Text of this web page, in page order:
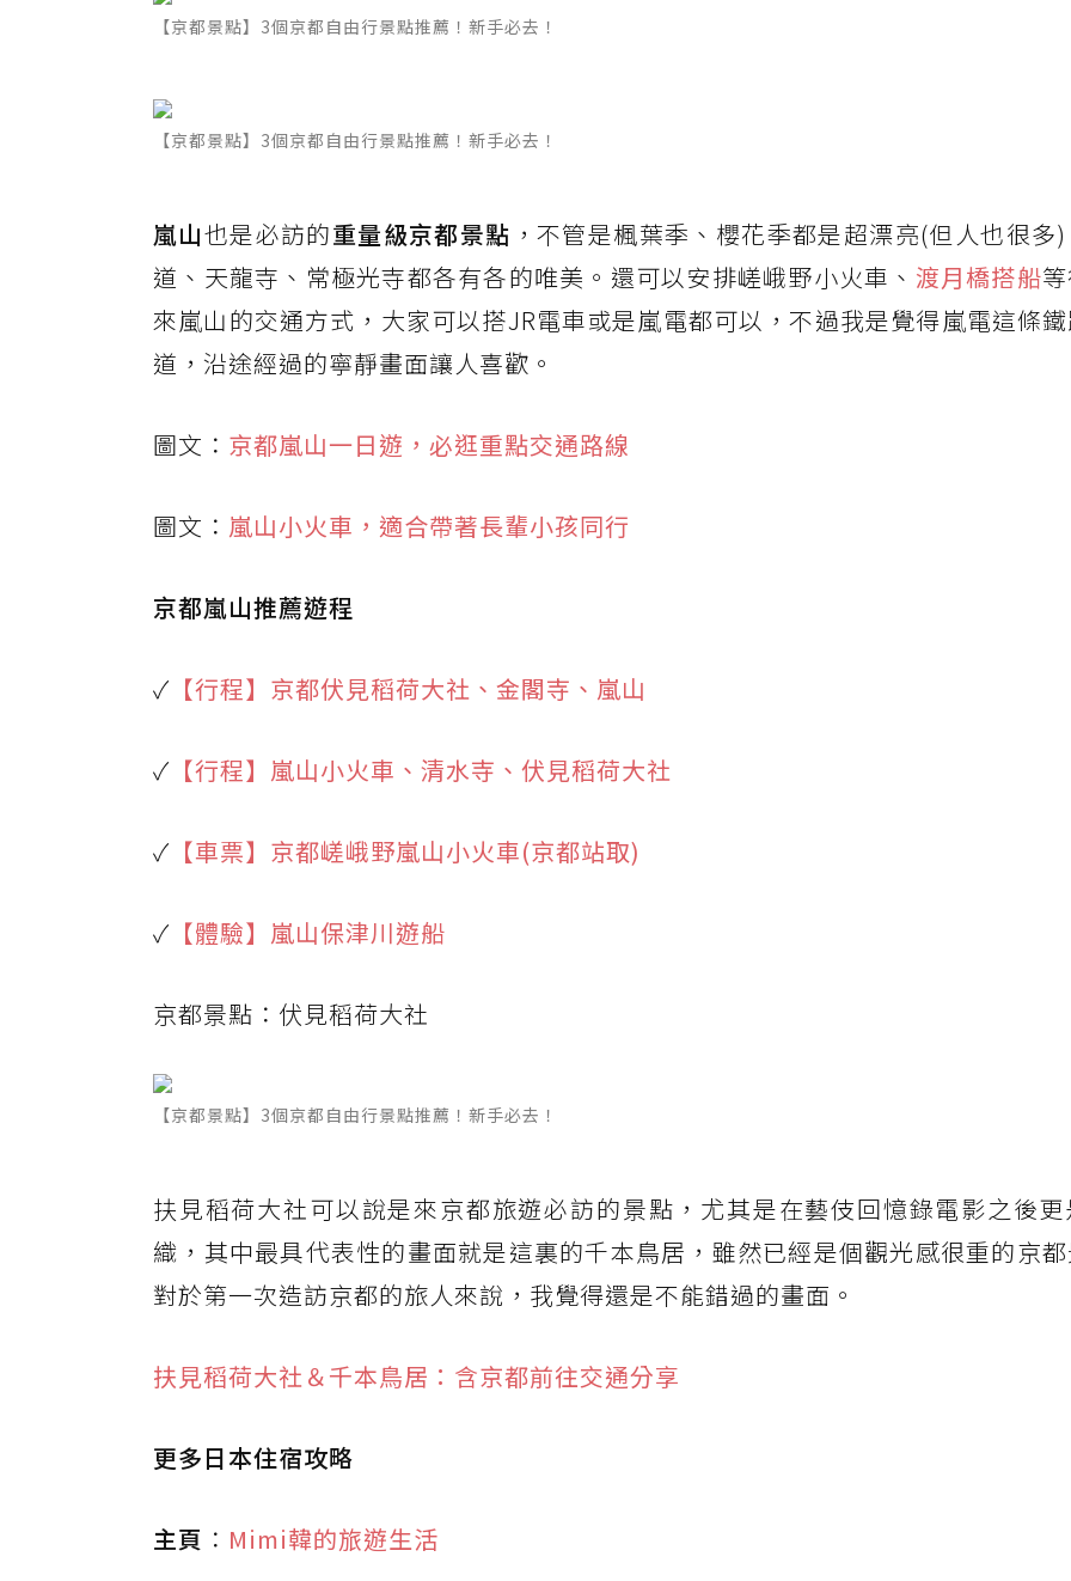
【京都景點】3個京都自由行景點推薦！新手必去！
【京都景點】3個京都自由行景點推薦！新手必去！
嵐山也是必訪的重量級京都景點 ，不管是楓葉季、櫻花季都是超漂亮(但人也很多
道、天龍寺、常極光寺都各有各的唯美。還可以安排嵯峨野小火車、 渡月橋搭船
來嵐山的交通方式，大家可以搭JR電車或是嵐電都可以，不過我是覺得嵐電這條
道，沿途經過的寧靜畫面讓人喜歡。
圖文： 京都嵐山一日遊，必逛重點交通路線
圖文： 嵐山小火車，適合帶著長輩小孩同行
京都嵐山推薦遊程
✓ 【行程】京都伏見稻荷大社、金閣寺、嵐山
✓ 【行程】嵐山小火車、清水寺、伏見稻荷大社
✓ 【車票】京都嵯峨野嵐山小火車(京都站取)
✓ 【體驗】嵐山保津川遊船
京都景點：伏見稻荷大社
【京都景點】3個京都自由行景點推薦！新手必去！
扶見稻荷大社可以說是來京都旅遊必訪的景點，尤其是在藝伎回憶錄電影之後
織，其中最具代表性的畫面就是這裏的千本鳥居，雖然已經是個觀光感很重的京
對於第一次造訪京都的旅人來說，我覺得還是不能錯過的畫面。
扶見稻荷大社＆千本鳥居：含京都前往交通分享
更多日本住宿攻略
主頁 ： Mimi韓的旅遊生活